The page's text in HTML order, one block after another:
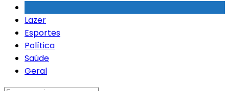
Lazer
Esportes
Política
Saúde
Geral